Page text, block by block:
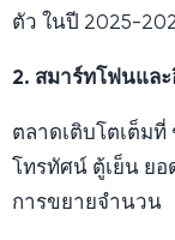
ตัว ในปี 2025-
2. สมาร์ทโฟนและ
ตลาดเติบโตเต็ม
โทรทัศน์ ตู้เย็น ยอ
การขยายจำนวน